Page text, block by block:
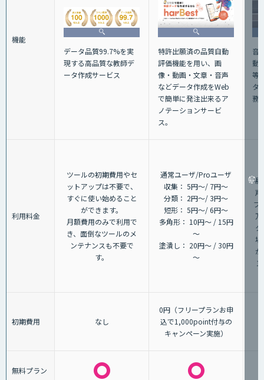
機能
データ品質99.7%を実
現する高品質な教師デ
ータ作成サービス
特許出願済の品質自動
評価機能を用い、画
像・動画・文章・音声
などデータ作成をWeb
で簡単に発注出来るア
ノテーションサービ
ス。
音
動
等
タ
務
利用料金
ツールの初期費用やセ
ットアップは不要で、
すぐに使い始めること
ができます。
月額費用のみで利用で
き、面倒なツールのメ
ンテナンスも不要で
す。
通常ユーザ/Proユーザ
収集： 5円～/ 7円～
分類： 2円～/ 3円～
短形： 5円～/ 6円～
多角形： 10円～ / 15円
～
塗潰し： 20円～ / 30円
～
場
声
プ
場
初期費用 なし
0円（フリープランお申
込で1,000point付与の
キャンペーン実施）
無料プラン